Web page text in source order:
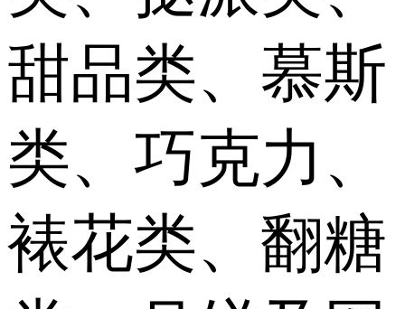
甜品类、慕斯
类、巧克力、
裱花类、翻糖